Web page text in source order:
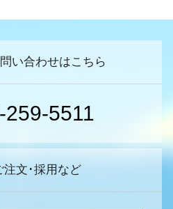
い合わせはこちら
259-5511
注文･採用など